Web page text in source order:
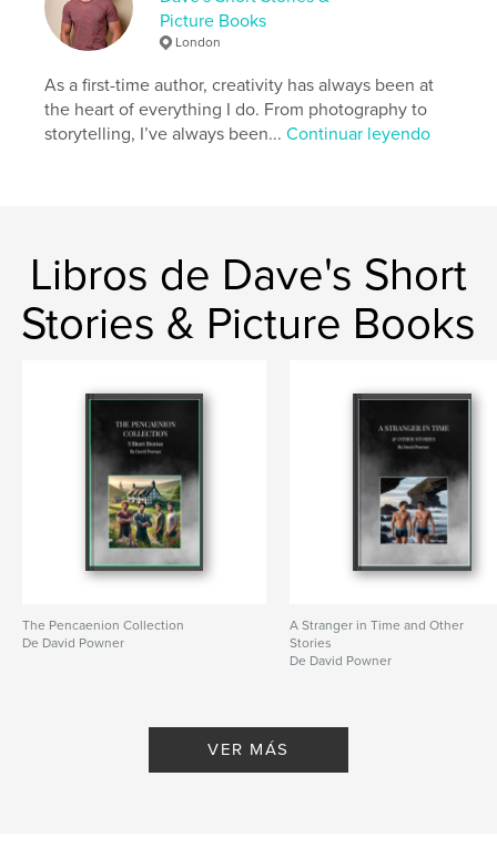
Picture Books
London
As a first-time author, creativity has always been at
the heart of everything I do. From photography to
storytelling, I’ve always been...Continuar leyendo
Libros de Dave's Short
Stories & Picture Books
The Pencaenion Collection
De David Powner
A Stranger in Time and Other
Stories
De David Powner
VER MÁS